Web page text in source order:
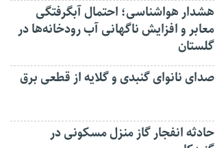
هشدار هواشناسی؛ احتمال آبگرفتگی
معابر و افزایش ناگهانی آب رودخانه‌ها در
گلستان
صدای نانوای گنبدی و گلایه از قطعی برق
حادثه انفجار گاز منزل مسکونی در